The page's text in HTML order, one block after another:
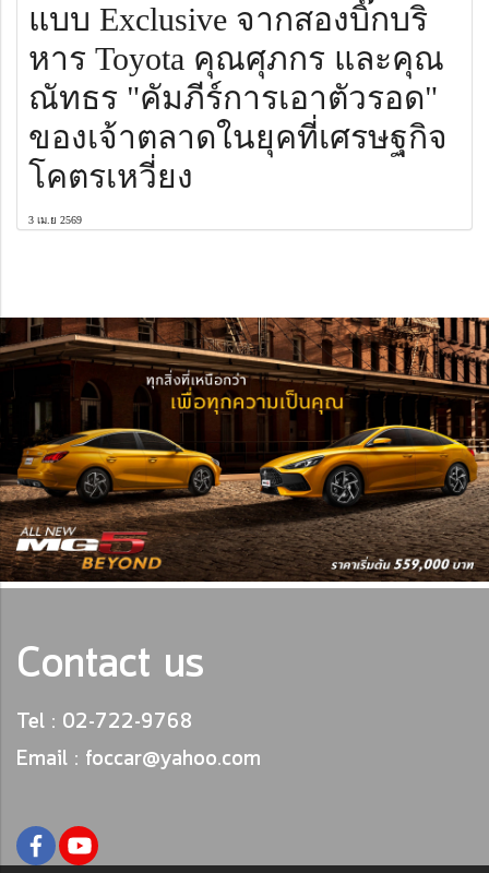
แบบ Exclusive จากสองบิ๊กบริ
หาร Toyota คุณศุภกร และคุณ
ณัทธร "คัมภีร์การเอาตัวรอด"
ของเจ้าตลาดในยุคที่เศรษฐกิจ
โคตรเหวี่ยง
3 เม.ย 2569
Contact us
Tel : 02-722-9768
Email : foccar@yahoo.com